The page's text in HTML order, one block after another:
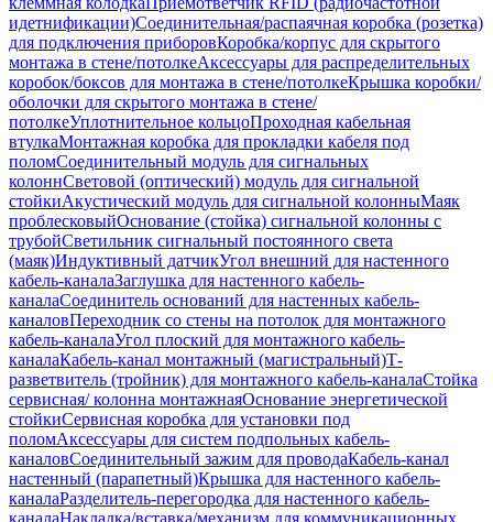
идетнификации)Соединительная/распаячная коробка (розетка)
для подключения приборовКоробка/корпус для скрытого
монтажа в стене/потолкеАксессуары для распределительных
коробок/боксов для монтажа в стене/потолкеКрышка коробки/
оболочки для скрытого монтажа в стене/
потолкеУплотнительное кольцоПроходная кабельная
втулкаМонтажная коробка для прокладки кабеля под
поломСоединительный модуль для сигнальных
колоннСветовой (оптический) модуль для сигнальной
стойкиАкустический модуль для сигнальной колонныМаяк
проблесковыйОснование (стойка) сигнальной колонны с
трубойСветильник сигнальный постоянного света
(маяк)Индуктивный датчикУгол внешний для настенного
кабель-каналаЗаглушка для настенного кабель-
каналаСоединитель оснований для настенных кабель-
каналовПереходник со стены на потолок для монтажного
кабель-каналаУгол плоский для монтажного кабель-
каналаКабель-канал монтажный (магистральный)Т-
разветвитель (тройник) для монтажного кабель-каналаСтойка
сервисная/ колонна монтажнаяОснование энергетической
стойкиСервисная коробка для установки под
поломАксессуары для систем подпольных кабель-
каналовСоединительный зажим для проводаКабель-канал
настенный (парапетный)Крышка для настенного кабель-
каналаРазделитель-перегородка для настенного кабель-
каналаНакладка/вставка/механизм для коммуникационных